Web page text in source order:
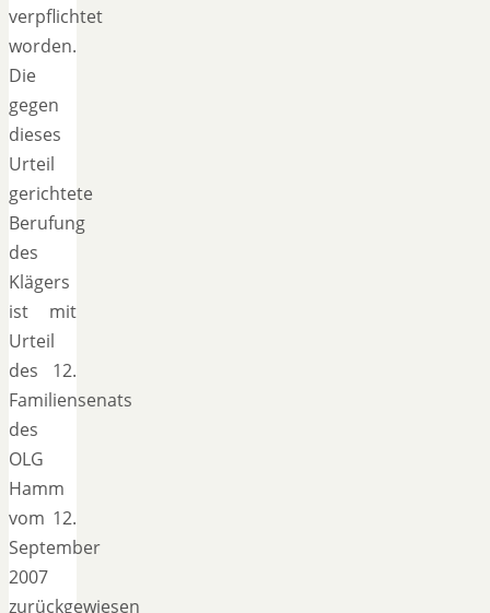
verpflichtet
worden.
Die
gegen
dieses
Urteil
gerichtete
Berufung
des
Klägers
ist mit
Urteil
des 12.
Familiensenats
des
OLG
Hamm
vom 12.
September
2007
zurückgewiesen